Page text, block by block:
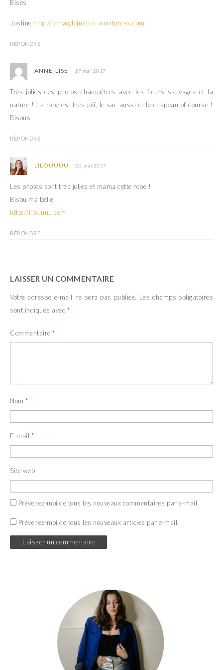
Bises
Justine http://lemagdejustine.wordpress.com
RÉPONDRE
ANNE-LISE 17 mai 2017
Très jolies ces photos champêtres avec les fleurs sauvages et la
nature ! La robe est très joli, le sac aussi et le chapeau of course !
Bisous
RÉPONDRE
LILOUUUU 20 mai 2017
Les photos sont très jolies et mama cette robe !
Bisou ma belle
http://lilouuuu.com
RÉPONDRE
LAISSER UN COMMENTAIRE
Votre adresse e-mail ne sera pas publiée. Les champs obligatoires
sont indiqués avec *
Commentaire *
Nom *
E-mail *
Site web
Prévenez-moi de tous les nouveaux commentaires par e-mail.
Prévenez-moi de tous les nouveaux articles par e-mail.